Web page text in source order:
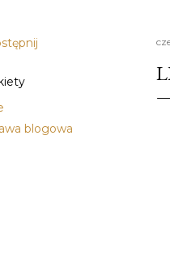
blogowa